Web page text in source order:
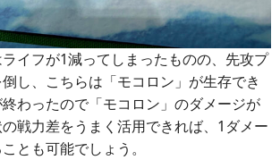
イフが1減ってしまったものの、先攻プ
し、こちらは「モコロン」が生存でき
わったので「モコロン」のダメージが
戦力差をうまく活用できれば、1ダメー
とも可能でしょう。